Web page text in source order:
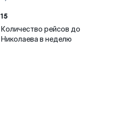
15
Количество рейсов до
Николаева в неделю